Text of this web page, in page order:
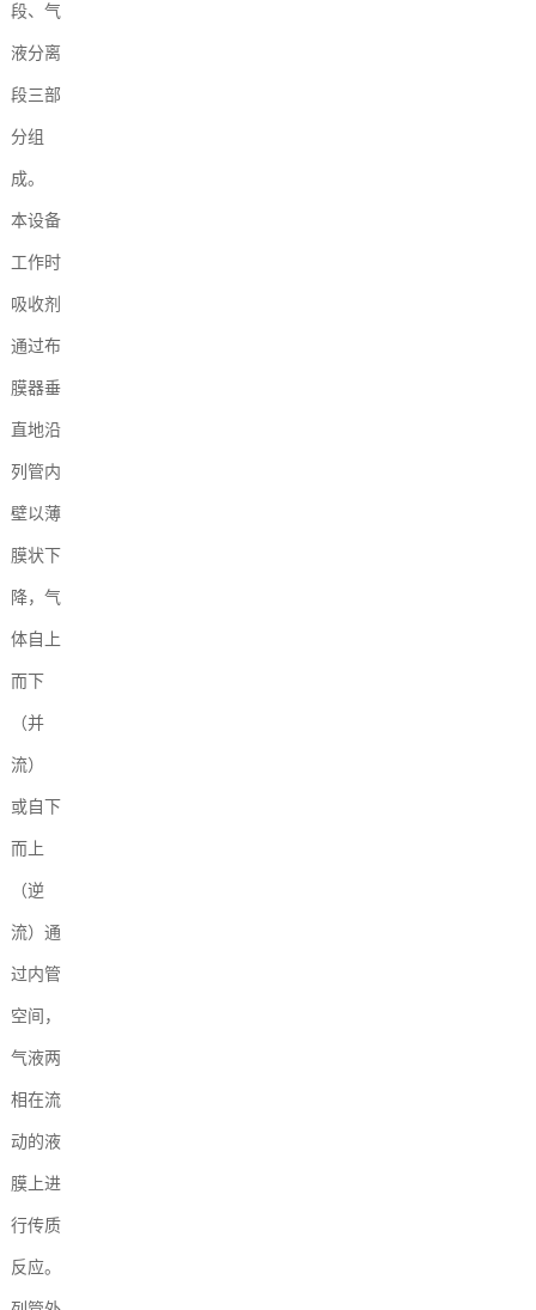
段、气
液分离
段三部
分组
成。
本设备
工作时
吸收剂
通过布
膜器垂
直地沿
列管内
壁以薄
膜状下
降，气
体自上
而下
（并
流）
或自下
而上
（逆
流）通
过内管
空间，
气液两
相在流
动的液
膜上进
行传质
反应。